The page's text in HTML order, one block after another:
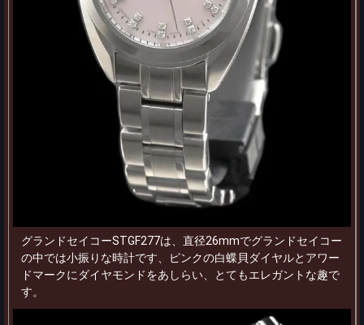
グランドセイコーSTGF277は、直径26mmでグランドセイコー
の中では小振りな時計です、ピンクの白蝶貝ダイヤルとアワー
ドマークにダイヤモンドをあしらい、とてもエレガントな趣で
す。